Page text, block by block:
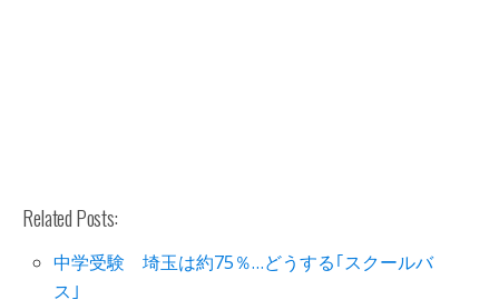
Related Posts:
中学受験 埼玉は約75％…どうする｢スクールバ
ス｣